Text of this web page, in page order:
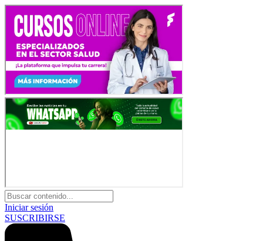
Iniciar sesión
SUSCRIBIRSE